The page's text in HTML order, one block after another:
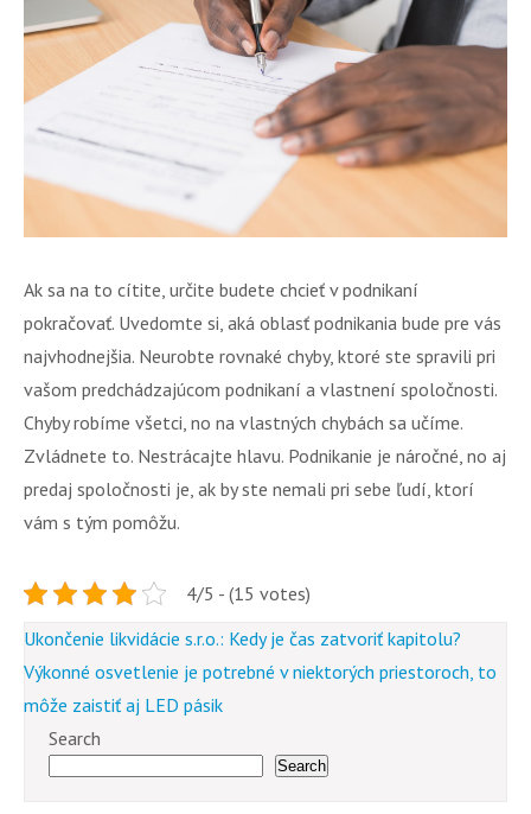
Ak sa na to cítite, určite budete chcieť v podnikaní
pokračovať. Uvedomte si, aká oblasť podnikania bude pre vás
najvhodnejšia. Neurobte rovnaké chyby, ktoré ste spravili pri
vašom predchádzajúcom podnikaní a vlastnení spoločnosti.
Chyby robíme všetci, no na vlastných chybách sa učíme.
Zvládnete to. Nestrácajte hlavu. Podnikanie je náročné, no aj
predaj spoločnosti je, ak by ste nemali pri sebe ľudí, ktorí
vám s tým pomôžu.
4/5 - (15 votes)
Post
navigation
Ukončenie likvidácie s.r.o.: Kedy je čas zatvoriť kapitolu?
Výkonné osvetlenie je potrebné v niektorých priestoroch, to
môže zaistiť aj LED pásik
Search
Search